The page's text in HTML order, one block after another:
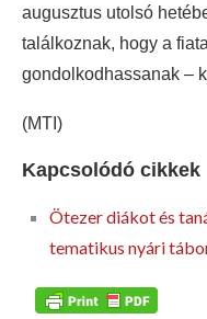
augusztus utolsó
találkoznak, hogy a
gondolkodhassanak –
(MTI)
Kapcsolódó cikkek
Ötezer diákot és
tematikus nyári